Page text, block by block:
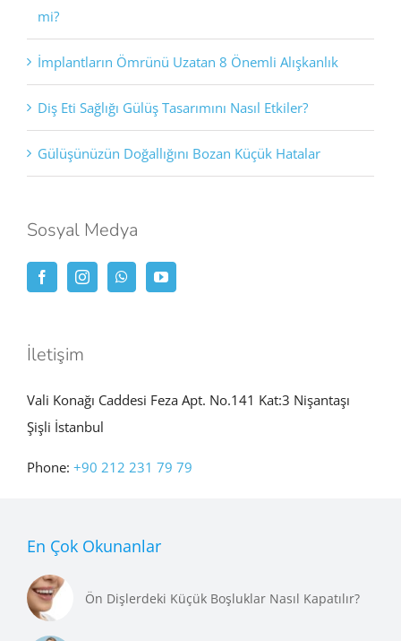
mi?
İmplantların Ömrünü Uzatan 8 Önemli Alışkanlık
Diş Eti Sağlığı Gülüş Tasarımını Nasıl Etkiler?
Gülüşünüzün Doğallığını Bozan Küçük Hatalar
Sosyal Medya
İletişim
Vali Konağı Caddesi Feza Apt. No.141 Kat:3 Nişantaşı
Şişli İstanbul
Phone: +90 212 231 79 79
En Çok Okunanlar
Ön Dişlerdeki Küçük Boşluklar Nasıl Kapatılır?